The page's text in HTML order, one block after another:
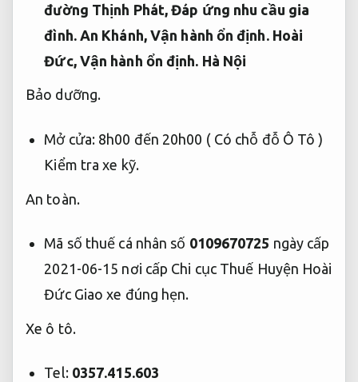
đường Thịnh Phát,Đáp ứng nhu cầu gia
đình.An Khánh, Vận hành ổn định.Hoài
Đức, Vận hành ổn định. Hà Nội
Bảo dưỡng.
Mở cửa: 8h00 đến 20h00 ( Có chỗ đỗ Ô Tô )
Kiểm tra xe kỹ.
An toàn.
Mã số thuế cá nhân số 0109670725 ngày cấp
2021-06-15 nơi cấp Chi cục Thuế Huyện Hoài
Đức Giao xe đúng hẹn.
Xe ô tô.
Tel: 0357.415.603